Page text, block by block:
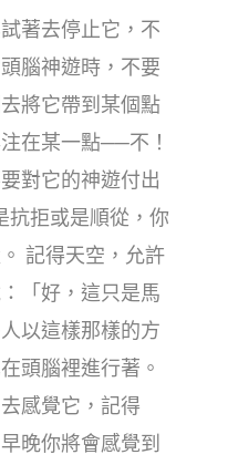
著去停止它，不
腦神遊時，不要
將它帶到某個點
在某一點──不！
對它的神遊付出
拒或是順從，你
記得天空，允許
「好，這只是馬
以這樣那樣的方
頭腦裡進行著。
感覺它，記得
晚你將會感覺到